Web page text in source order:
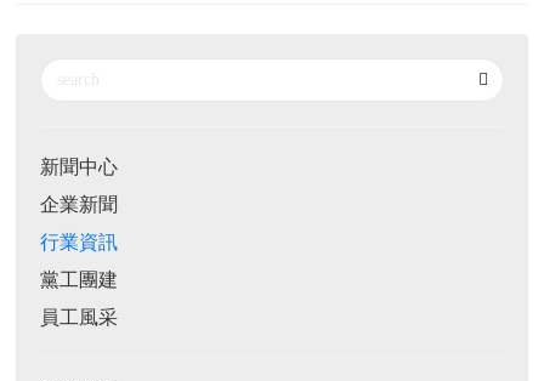
新聞中心
企業新聞
行業資訊
黨工團建
員工風采